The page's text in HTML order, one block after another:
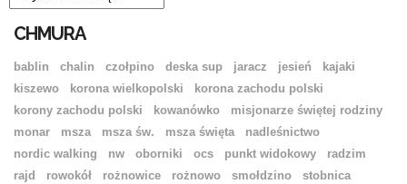
CHMURA
bablin chalin czołpino deska sup jaracz jesień
kajaki
kiszewo
korona wielkopolski
korona zachodu polski
korony zachodu polski
kowanówko
misjonarze świętej rodziny
monar
msza msza św. msza święta
nadleśnictwo
nordic walking
nw oborniki ocs punkt widokowy
radzim
rajd
rowokół rożnowice rożnowo smołdzino
stobnica